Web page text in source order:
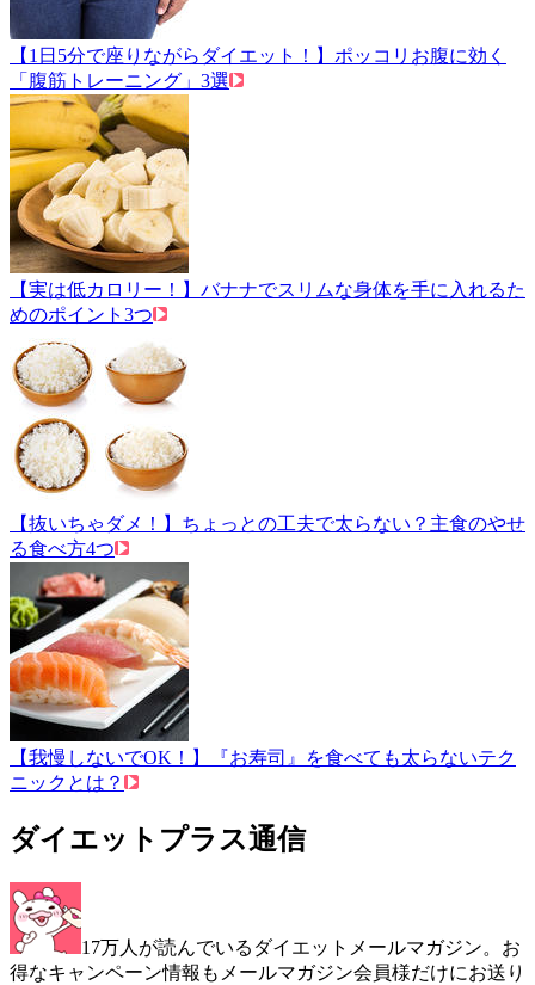
【1日5分で座りながらダイエット！】ポッコリお腹に効く
「腹筋トレーニング」3選
【実は低カロリー！】バナナでスリムな身体を手に入れるた
めのポイント3つ
【抜いちゃダメ！】ちょっとの工夫で太らない？主食のやせ
る食べ方4つ
【我慢しないでOK！】『お寿司』を食べても太らないテク
ニックとは？
ダイエットプラス通信
17万人が読んでいるダイエットメールマガジン。お
得なキャンペーン情報もメールマガジン会員様だけにお送り